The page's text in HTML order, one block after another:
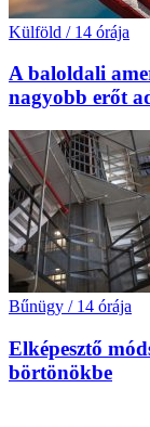
Külföld / 14 órája
A baloldali
nagyobb erőt
Bűnügy / 14 órája
Elképesztő
börtönökbe